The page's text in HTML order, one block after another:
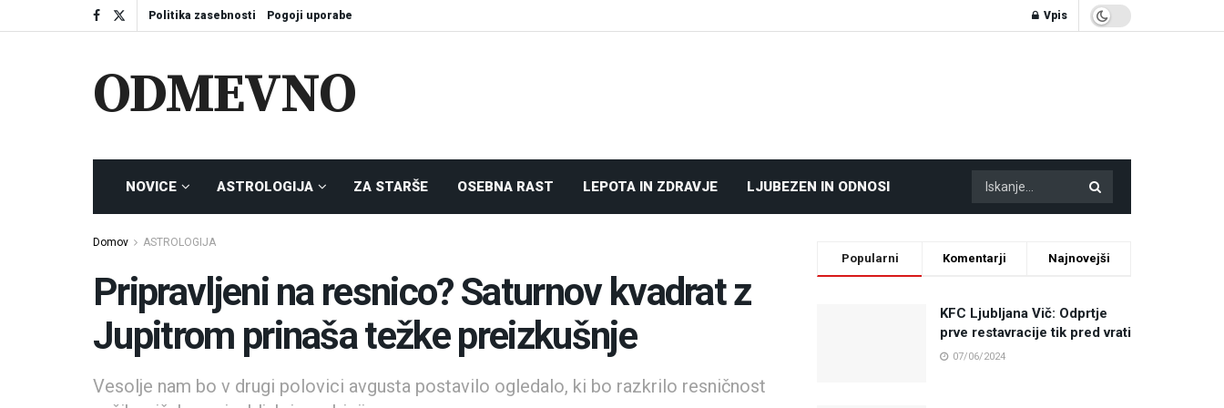
Politika zasebnosti Pogoji uporabe Vpis
ODMEVNO
NOVICE ASTROLOGIJA ZA STARŠE OSEBNA RAST LEPOTA IN ZDRAVJE LJUBEZEN IN ODNOSI
Domov ASTROLOGIJA
Pripravljeni na resnico? Saturnov kvadrat z
Jupitrom prinaša težke preizkušnje
Vesolje nam bo v drugi polovici avgusta postavilo ogledalo, ki bo razkrilo resničnost
Popularni Komentarji Najnovejši
KFC Ljubljana Vič: Odprtje
prve restavracije tik pred vrati
07/06/2024